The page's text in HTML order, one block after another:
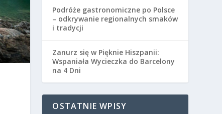
Podróże gastronomiczne po Polsce
– odkrywanie regionalnych smaków
i tradycji
Zanurz się w Pięknie Hiszpanii:
Wspaniała Wycieczka do Barcelony
na 4 Dni
OSTATNIE WPISY